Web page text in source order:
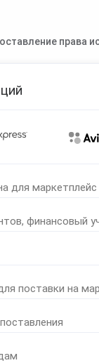
для маркетплейс
финансовый
поставки на